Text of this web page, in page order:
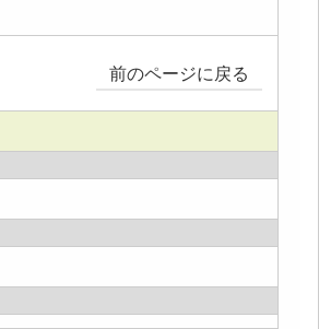
前のページに戻る